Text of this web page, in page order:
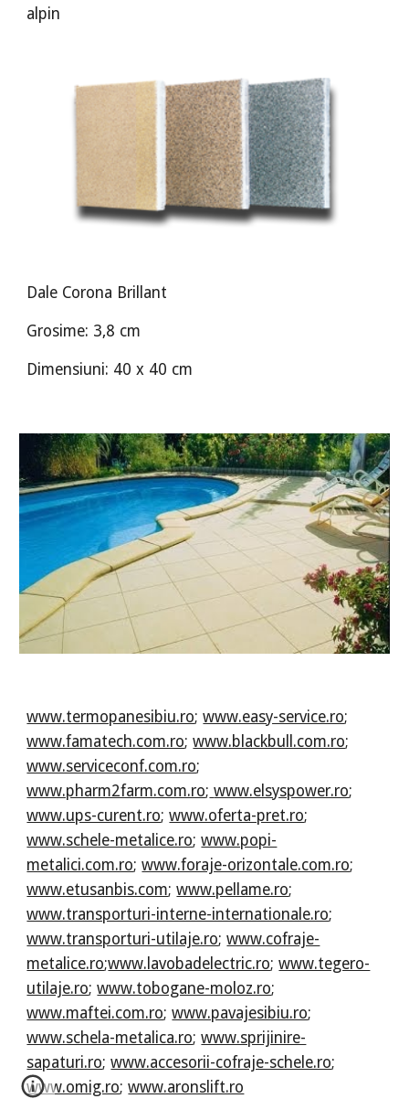
alpin
Dale Corona Brillant
Grosime: 3,8 cm
Dimensiuni: 40 x 40 cm
www.termopanesibiu.ro;www.easy-service.ro;
www.famatech.com.ro;www.blackbull.com.ro;
www.serviceconf.com.ro;
www.pharm2farm.com.ro; www.elsyspower.ro;
www.ups-curent.ro;www.oferta-pret.ro;
www.schele-metalice.ro;www.popi-
metalici.com.ro;www.foraje-orizontale.com.ro;
www.etusanbis.com;www.pellame.ro;
www.transporturi-interne-internationale.ro;
www.transporturi-utilaje.ro;www.cofraje-
metalice.ro;www.lavobadelectric.ro;www.tegero-
utilaje.ro;www.tobogane-moloz.ro;
www.maftei.com.ro;www.pavajesibiu.ro;
www.schela-metalica.ro;www.sprijinire-
sapaturi.ro;www.accesorii-cofraje-schele.ro;
www.omig.ro;www.aronslift.ro